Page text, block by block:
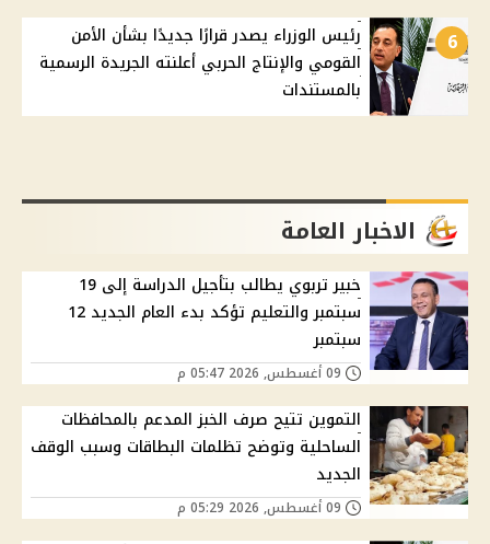
6
رئيس الوزراء يصدر قرارًا جديدًا بشأن الأمن
القومي والإنتاج الحربي أعلنته الجريدة الرسمية
بالمستندات
الاخبار العامة
خبير تربوي يطالب بتأجيل الدراسة إلى 19
سبتمبر والتعليم تؤكد بدء العام الجديد 12
سبتمبر
التموين تتيح صرف الخبز المدعم بالمحافظات
الساحلية وتوضح تظلمات البطاقات وسبب الوقف
الجديد